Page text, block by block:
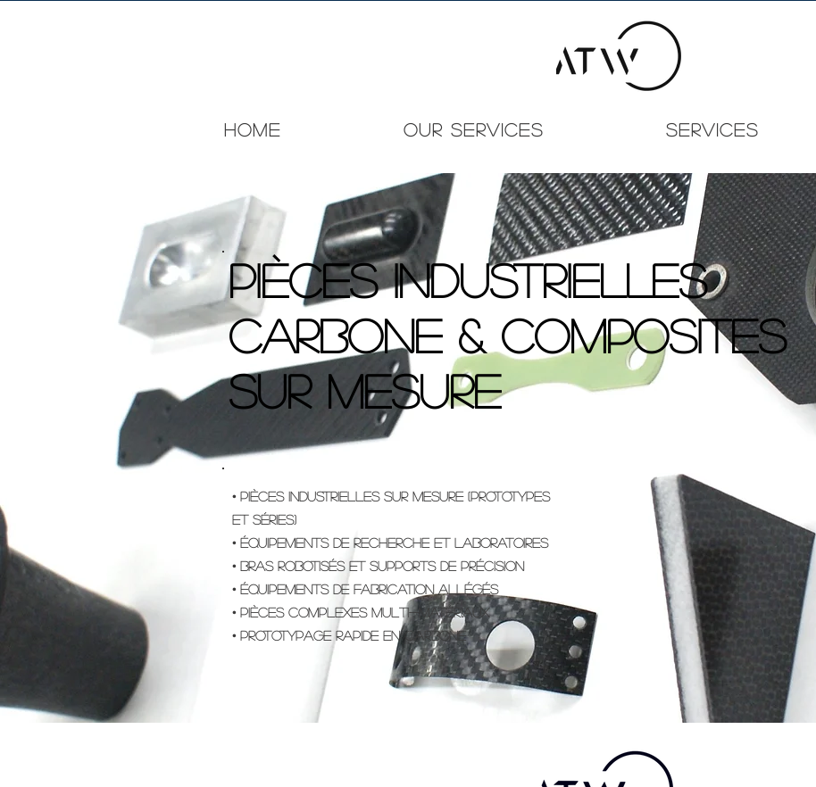
HOME OUR SERVICES Services
Pièces industrielles
carbone & composites
sur mesure
• Pièces industrielles sur mesure (prototypes
et séries)
• Équipements de recherche et laboratoires
• Bras robotisés et supports de précision
• Équipements de fabrication allégés
• Pièces complexes multi-matériaux
• Prototypage rapide en carbone